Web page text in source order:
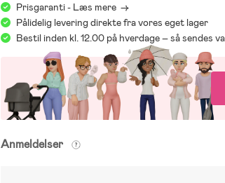
Prisgaranti - Læs mere ->
Pålidelig levering direkte fra vores eget lager
Bestil inden kl. 12.00 på hverdage – så sendes
Anmeldelser